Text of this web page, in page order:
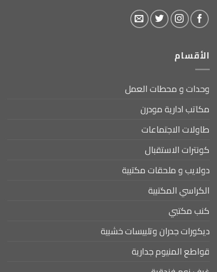
الأقسام
وحدات و محطات العمل
مكاتب ادارية مودرن
طاولات الاجتماعات
كونترات الاستقبال
دولايب و ملحقات مكتبية
الكراسي المكتبية
كنب مكتبي
ديكورات جدران وتلبيسات خشبية
قواطع المنيوم جدارية